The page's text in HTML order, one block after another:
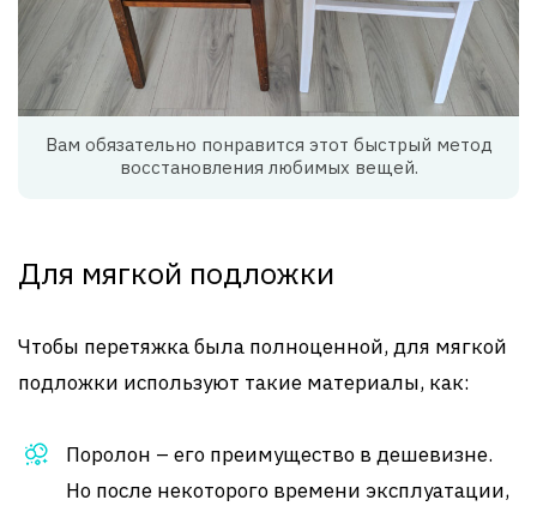
Вам обязательно понравится этот быстрый метод
восстановления любимых вещей.
Для мягкой подложки
Чтобы перетяжка была полноценной, для мягкой
подложки используют такие материалы, как:
Поролон – его преимущество в дешевизне.
Но после некоторого времени эксплуатации,